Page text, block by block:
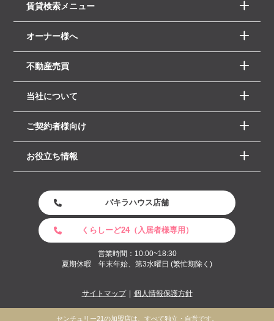
賃貸検索メニュー
オーナー様へ
不動産売買
当社について
ご契約者様向け
お役立ち情報
パキラハウス店舗
くらしーど24（入居者様専用）
営業時間：10:00~18:30
夏期休暇 年末年始、第3水曜日 (繁忙期除く)
サイトマップ 個人情報保護方針
センチュリー21の加盟店は、すべて独立・自営です。